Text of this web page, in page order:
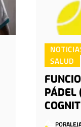
SALUD
PÁDEL
POR